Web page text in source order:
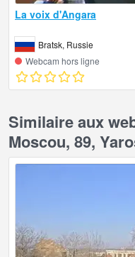
La voix d'Angara
Bratsk, Russie
Webcam hors ligne
Similaire aux
Moscou, 89,